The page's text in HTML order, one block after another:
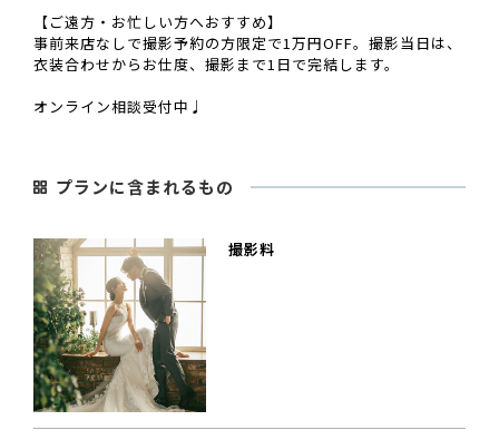
【ご遠方・お忙しい方へおすすめ】
事前来店なしで撮影予約の方限定で1万円OFF。撮影当日は、
衣装合わせからお仕度、撮影まで1日で完結します。
オンライン相談受付中♩
プランに含まれるもの
撮影料